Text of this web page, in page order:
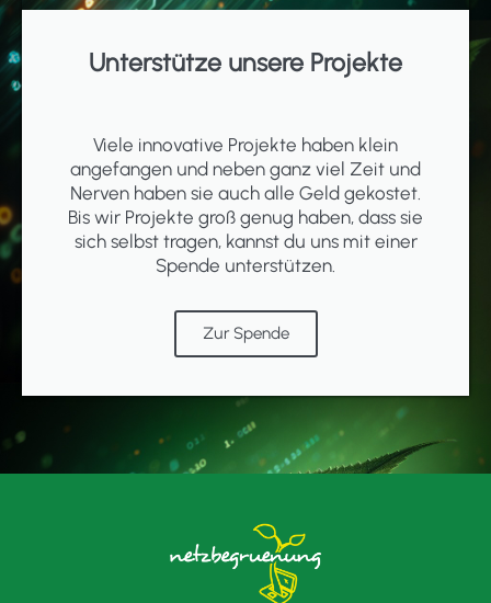
Unterstütze unsere Projekte
Viele innovative Projekte haben klein
angefangen und neben ganz viel Zeit und
Nerven haben sie auch alle Geld gekostet.
Bis wir Projekte groß genug haben, dass sie
sich selbst tragen, kannst du uns mit einer
Spende unterstützen.
Zur Spende